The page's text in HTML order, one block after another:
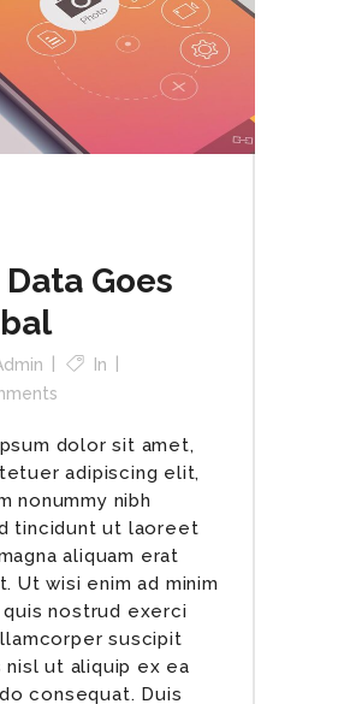
Goes
In
dolor sit amet,
adipiscing elit,
nonummy nibh
tincidunt ut laoreet
aliquam erat
Ut wisi enim ad minim
quis nostrud exerci
suscipit
ut aliquip ex ea
consequat. Duis